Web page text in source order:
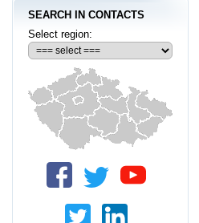
SEARCH IN CONTACTS
Select region: